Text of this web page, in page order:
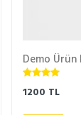
Demo Ürün
1200 TL